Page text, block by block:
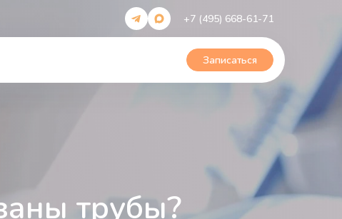
+7 (495) 668-61-71
Записаться
трубы?